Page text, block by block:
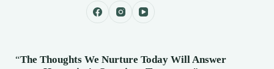
“The Thoughts We Nurture Today Will Answer